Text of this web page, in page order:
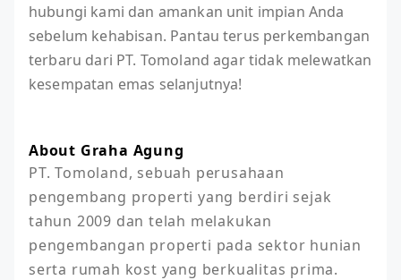
hubungi kami dan amankan unit impian Anda
sebelum kehabisan. Pantau terus perkembangan
terbaru dari PT. Tomoland agar tidak melewatkan
kesempatan emas selanjutnya!
About Graha Agung
PT. Tomoland, sebuah perusahaan
pengembang properti yang berdiri sejak
tahun 2009 dan telah melakukan
pengembangan properti pada sektor hunian
serta rumah kost yang berkualitas prima.